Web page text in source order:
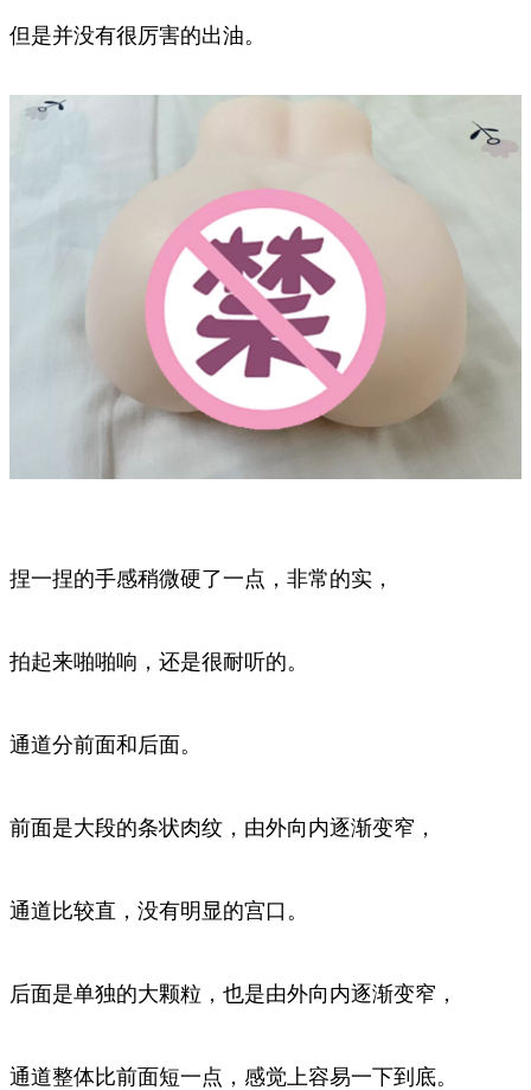
但是并没有很厉害的出油。
捏一捏的手感稍微硬了一点，非常的实，
拍起来啪啪响，还是很耐听的。
通道分前面和后面。
前面是大段的条状肉纹，由外向内逐渐变窄，
通道比较直，没有明显的宫口。
后面是单独的大颗粒，也是由外向内逐渐变窄，
通道整体比前面短一点，感觉上容易一下到底。